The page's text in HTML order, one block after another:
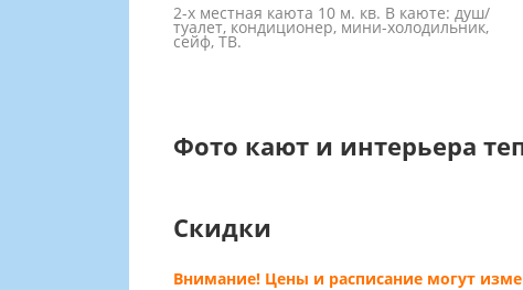
2-х местная каюта 10 м. кв. В каюте: душ/
туалет, кондиционер, мини-холодильник,
сейф, ТВ.
Фото кают и интерьера
Скидки
Внимание! Цены и расписание могут